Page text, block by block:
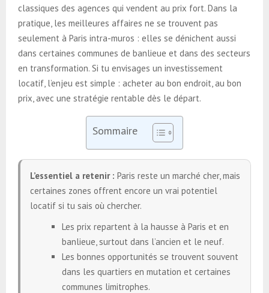
classiques des agences qui vendent au prix fort. Dans la
pratique, les meilleures affaires ne se trouvent pas
seulement à Paris intra-muros : elles se dénichent aussi
dans certaines communes de banlieue et dans des secteurs
en transformation. Si tu envisages un investissement
locatif, l’enjeu est simple : acheter au bon endroit, au bon
prix, avec une stratégie rentable dès le départ.
Sommaire
L’essentiel a retenir : Paris reste un marché cher, mais
certaines zones offrent encore un vrai potentiel
locatif si tu sais où chercher.
Les prix repartent à la hausse à Paris et en
banlieue, surtout dans l’ancien et le neuf.
Les bonnes opportunités se trouvent souvent
dans les quartiers en mutation et certaines
communes limitrophes.